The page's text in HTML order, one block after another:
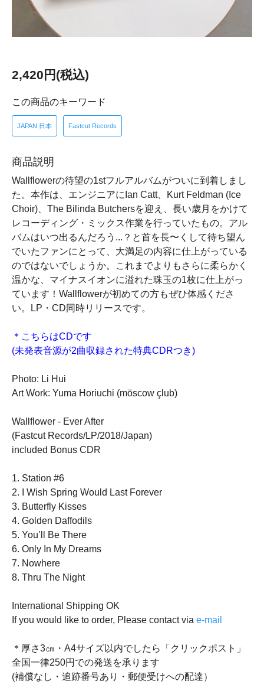
2,420円(税込)
この商品のキーワード
JAPAN 日本 Fastcut Records
商品説明
Wallflowerの待望の1stフルアルバムがついに到着しまし
た。本作は、エンジニアにIan Catt、Kurt Feldman (Ice
Choir)、The Bilinda Butchersを迎え、長い歳月をかけて
レコーディング・ミックス作業を行っていたもの。アル
バムはいつ出るんだろう...？と首を長〜くして待ち望ん
でいたファンにとって、大満足の内容に仕上がっている
のではないでしょうか。これまでよりもさらに柔らかく
温かな、マイナスイオンに溢れた珠玉の1枚に仕上がっ
ています！Wallflowerが初めての方もぜひ体感くださ
い。LP・CD同時リリースです。
＊こちらはCDです
(未発表音源が2曲収録された特典CDRつき)
Photo: Li Hui
Art Work: Yuma Horiuchi (möscow çlub)
Wallflower - Ever After
(Fastcut Records/LP/2018/Japan)
included Bonus CDR
1. Station #6
2. I Wish Spring Would Last Forever
3. Butterfly Kisses
4. Golden Daffodils
5. You’ll Be There
6. Only In My Dreams
7. Nowhere
8. Thru The Night
International Shipping OK
If you would like to order, Please contact via e-mail
＊厚さ3㎝・A4サイズ以内でしたら「クリックポスト」
全国一律250円での発送を承ります
(補償なし・追跡番号あり・郵便受けへの配達）